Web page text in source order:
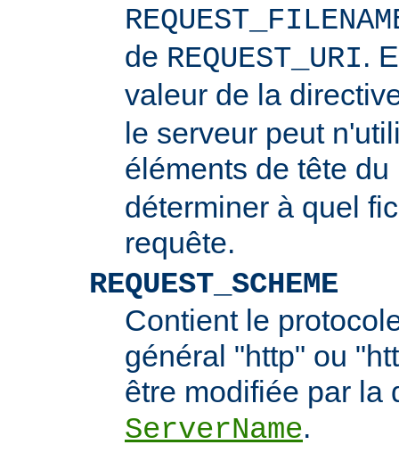
de REQUEST_URI.
valeur de la
le serveur peut
éléments de tête du
déterminer à quel
requête.
REQUEST_SCHEME
Contient le
général "http" ou
être modifiée par la
ServerName.